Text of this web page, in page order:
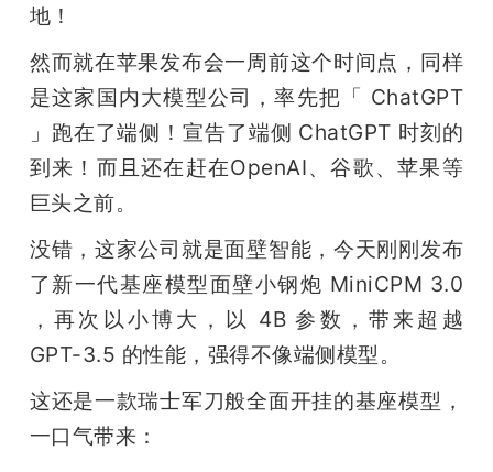
专
题
爱
搞
地！
然而就在苹果发布会一周前这个时间点，同样
是这家国内大模型公司，率先把「 ChatGPT
」跑在了端侧！宣告了端侧 ChatGPT 时刻的
到来！而且还在赶在OpenAI、谷歌、苹果等
巨头之前。
没错，这家公司就是面壁智能，今天刚刚发布
了新一代基座模型面壁小钢炮 MiniCPM 3.0
，再次以小博大，以 4B 参数，带来超越
GPT-3.5 的性能，强得不像端侧模型。
这还是一款瑞士军刀般全面开挂的基座模型，
一口气带来：